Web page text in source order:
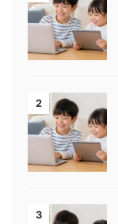
2
3